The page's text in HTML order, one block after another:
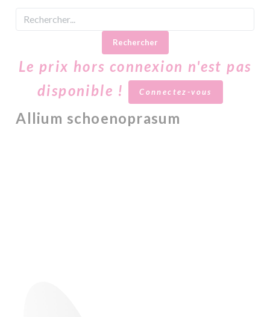
Rechercher
Le prix hors connexion n'est pas
disponible !
Connectez-vous
Allium schoenoprasum